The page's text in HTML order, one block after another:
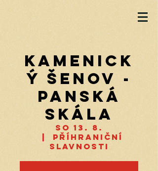
Kamenick
ý Šenov -
Panská
skála
so 13. 8.
Příhraniční
slavnosti